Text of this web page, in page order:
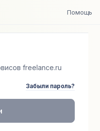
Помощь
freelance.ru
Забыли пароль?